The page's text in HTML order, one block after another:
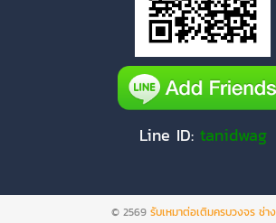
Line ID: tanidwag
© 2569 รับเหมาต่อเติมครบวงจร ช่า